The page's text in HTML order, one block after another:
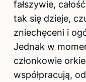
fałszywie,
tak się dzieje,
zniechęceni i
Jednak w
członkowie
współpracują,